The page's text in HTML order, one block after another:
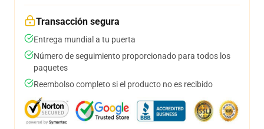
Transacción segura
Entrega mundial a tu puerta
Número de seguimiento proporcionado para todos los
paquetes
Reembolso completo si el producto no es recibido